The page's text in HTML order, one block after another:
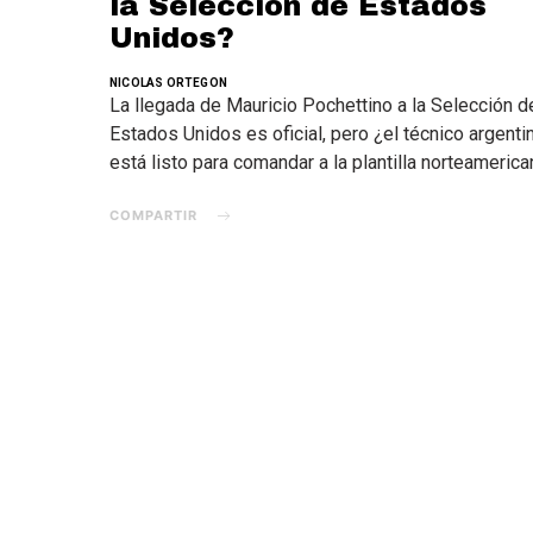
Unidos?
NICOLAS ORTEGON
La llegada de Mauricio Pochettino a la Selección
Estados Unidos es oficial, pero ¿el técnico
está listo para comandar a la plantilla
COMPARTIR